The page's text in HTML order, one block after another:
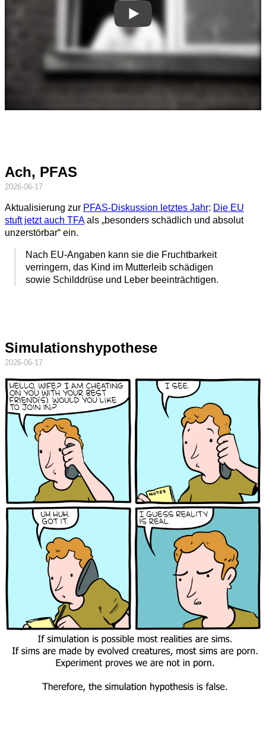
Ach, PFAS
2026-06-17
Aktualisierung zur PFAS-Diskussion letztes Jahr: Die EU
stuft jetzt auch TFAals
besonders schädlich und absolut
unzerstörbar ein.
Nach EU-Angaben kann sie die Fruchtbarkeit
verringern, das Kind im Mutterleib schädigen
sowie Schilddrüse und Leber beeinträchtigen.
Simulationshypothese
2026-06-17